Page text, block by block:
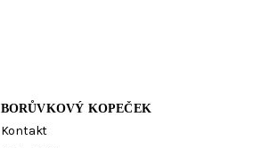
BORŮVKOVÝ KOPEČEK
Kontakt